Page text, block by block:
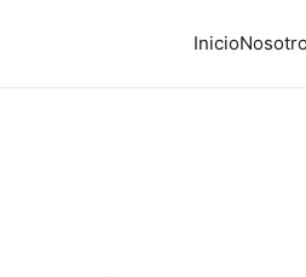
Inicio